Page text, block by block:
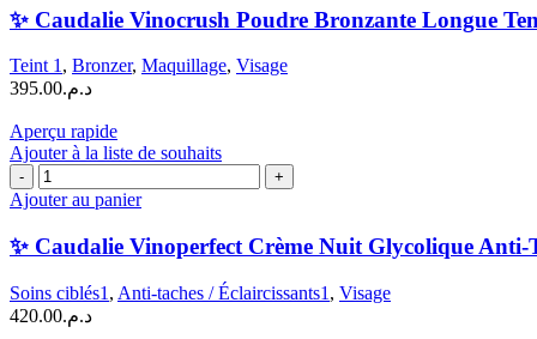
Caudalie
Vinocrush
Poudre
Bronzante
Longue
|
8
g
✨ Caudalie Vinocrush Poudre Bronzante Longue
Teint 1, Bronzer, Maquillage, Visage
د.م.395.00
Aperçu rapide
Ajouter à la liste de souhaits
quantité
de
Caudalie
Vinoperfect
Crème
Nuit
Glycolique
Ajouter au panier
✨ Caudalie Vinoperfect Crème Nuit Glycolique Anti-
Soins ciblés1 , Anti-taches / Éclaircissants1 , Visage
د.م.420.00